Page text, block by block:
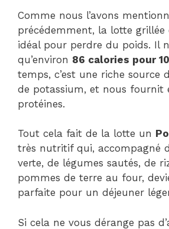
Comme nous l’avons
précédemment, la lotte
idéal pour perdre du poids. Il
qu’environ 86 calories pour
temps, c’est une riche source
de potassium, et nous fournit
protéines.
Tout cela fait de la lotte un
très nutritif qui, accompagné
verte, de légumes sautés, de
pommes de terre au four,
parfaite pour un déjeuner
Si cela ne vous dérange pas